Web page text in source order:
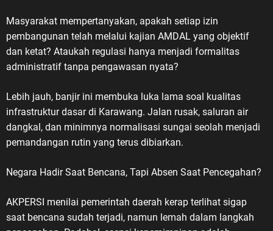
Masyarakat mempertanyakan, apakah setiap izin
pembangunan telah melalui kajian AMDAL yang objektif
dan ketat? Ataukah regulasi hanya menjadi formalitas
administratif tanpa pengawasan nyata?
Lebih jauh, banjir ini membuka luka lama soal kualitas
infrastruktur dasar di Karawang. Jalan rusak, saluran air
dangkal, dan minimnya normalisasi sungai seolah menjadi
pemandangan rutin yang terus dibiarkan.
Negara Hadir Saat Bencana, Tapi Absen Saat Pencegahan?
AKPERSI menilai pemerintah daerah kerap terlihat sigap
saat bencana sudah terjadi, namun lemah dalam langkah